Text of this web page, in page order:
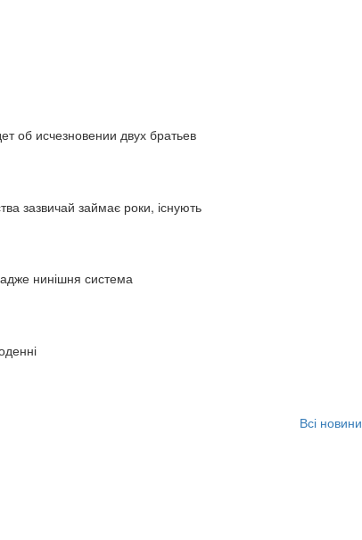
исчезновении двух братьев
зазвичай займає роки, існують
адже нинішня система
Всі новини